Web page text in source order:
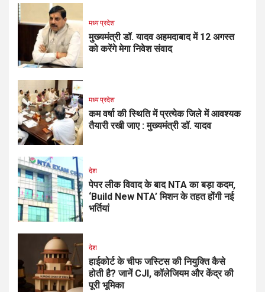
मध्य प्रदेश
मुख्यमंत्री डॉ. यादव अहमदाबाद में 12 अगस्त
को करेंगे मेगा निवेश संवाद
मध्य प्रदेश
कम वर्षा की स्थिति में प्रत्येक जिले में आवश्यक
तैयारी रखी जाए : मुख्यमंत्री डॉ. यादव
देश
पेपर लीक विवाद के बाद NTA का बड़ा कदम,
‘Build New NTA’ मिशन के तहत होंगी नई
भर्तियां
देश
हाईकोर्ट के चीफ जस्टिस की नियुक्ति कैसे
होती है? जानें CJI, कॉलेजियम और केंद्र की
पूरी भूमिका